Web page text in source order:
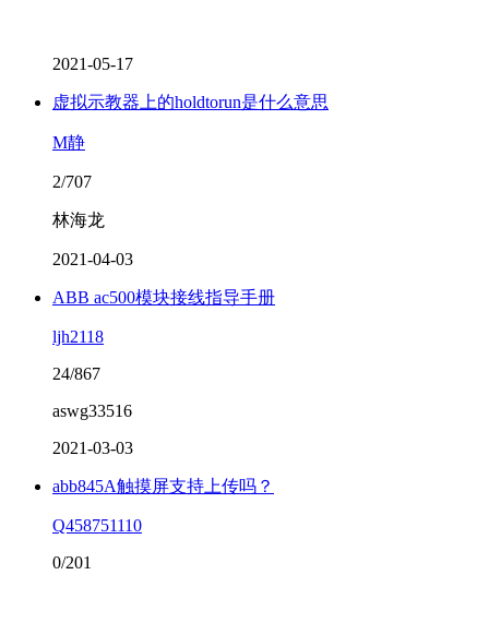
2021-05-17
虚拟示教器上的holdtorun是什么意思
M静
2/707
林海龙
2021-04-03
ABB ac500模块接线指导手册
ljh2118
24/867
aswg33516
2021-03-03
abb845A触摸屏支持上传吗？
Q458751110
0/201